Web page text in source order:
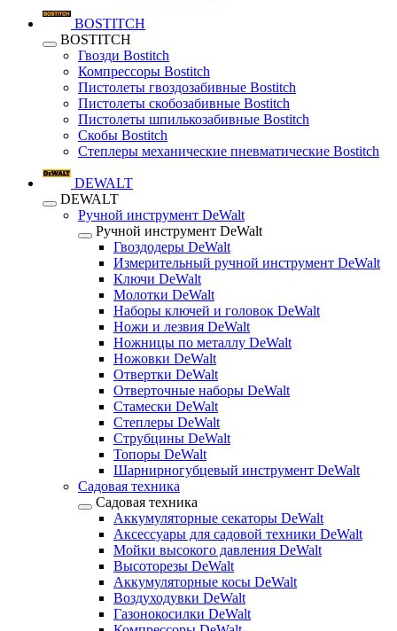
BOSTITCH
BOSTITCH
Гвозди Bostitch
Компрессоры Bostitch
Пистолеты гвоздозабивные Bostitch
Пистолеты скобозабивные Bostitch
Пистолеты шпилькозабивные Bostitch
Скобы Bostitch
Степлеры механические пневматические Bostitch
DEWALT
DEWALT
Ручной инструмент DeWalt
Ручной инструмент DeWalt
Гвоздодеры DeWalt
Измерительный ручной инструмент DeWalt
Ключи DeWalt
Молотки DeWalt
Наборы ключей и головок DeWalt
Ножи и лезвия DeWalt
Ножницы по металлу DeWalt
Ножовки DeWalt
Отвертки DeWalt
Отверточные наборы DeWalt
Стамески DeWalt
Степлеры DeWalt
Струбцины DeWalt
Топоры DeWalt
Шарнирногубцевый инструмент DeWalt
Садовая техника
Садовая техника
Аккумуляторные секаторы DeWalt
Аксессуары для садовой техники DeWalt
Мойки высокого давления DeWalt
Высоторезы DeWalt
Аккумуляторные косы DeWalt
Воздуходувки DeWalt
Газонокосилки DeWalt